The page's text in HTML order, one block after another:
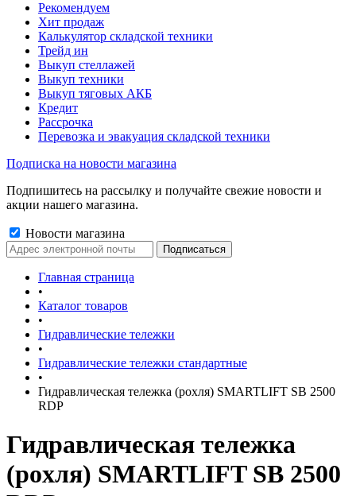
Рекомендуем
Хит продаж
Калькулятор складской техники
Трейд ин
Выкуп стеллажей
Выкуп техники
Выкуп тяговых АКБ
Кредит
Рассрочка
Перевозка и эвакуация складской техники
Подписка на новости магазина
Подпишитесь на рассылку и получайте свежие новости и
акции нашего магазина.
Новости магазина
Главная страница
•
Каталог товаров
•
Гидравлические тележки
•
Гидравлические тележки стандартные
•
Гидравлическая тележка (роxля) SMARTLIFT SB 2500
RDP
Гидравлическая тележка
(роxля) SMARTLIFT SB 2500